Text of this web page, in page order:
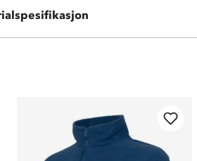
fleecekvalitet av 100% polyester